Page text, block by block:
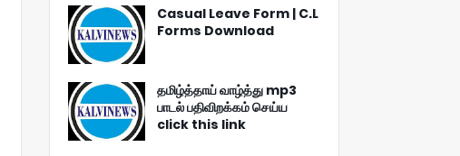
Casual Leave Form | C.L
Forms Download
தமிழ்த்தாய் வாழ்த்து mp3
பாடல் பதிவிறக்கம் செய்ய
click this link